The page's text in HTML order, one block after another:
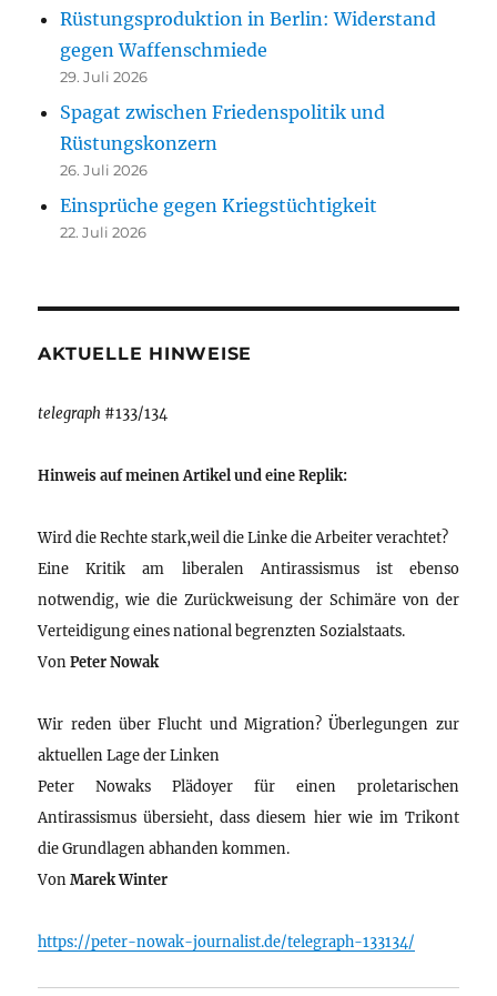
Rüstungsproduktion in Berlin: Widerstand
gegen Waffenschmiede
29. Juli 2026
Spagat zwischen Friedenspolitik und
Rüstungskonzern
26. Juli 2026
Einsprüche gegen Kriegstüchtigkeit
22. Juli 2026
AKTUELLE HINWEISE
telegraph #133/134
Hinweis auf meinen Artikel und eine Replik:
Wird die Rechte stark,weil die Linke die Arbeiter verachtet?
Eine Kritik am liberalen Antirassismus ist ebenso
notwendig, wie die Zurückweisung der Schimäre von der
Verteidigung eines national begrenzten Sozialstaats.
VonPeter Nowak
Wir reden über Flucht und Migration? Überlegungen zur
aktuellen Lage der Linken
Peter Nowaks Plädoyer für einen proletarischen
Antirassismus übersieht, dass diesem hier wie im Trikont
die Grundlagen abhanden kommen.
VonMarek Winter
https://peter-nowak-journalist.de/telegraph-133134/